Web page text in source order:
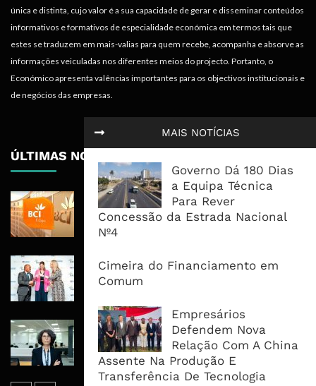
MAIS NOTÍCIAS
Governo Dá 180 Dias
a Equipa Técnica
Para Rever
Concessão da Estrada Nacional
Nº4
Cimeira do Financiamento em
Comum
Empresários
Defendem Nova
Relação Com A China
Assente Na Produção E
Transferência De Tecnologia
única e distinta, cujo valor é a sua capacidade de gerar e disseminar conteúdos
informativos e formativos de especialidade económica em termos tais que
estes se traduzem em mais-valias para quem recebe, acompanha e absorve as
informações veiculadas nos diferentes meios do projecto. Portanto, o
Económico apresenta valências importantes para os objectivos institucionais e
de negócios das empresas.
ÚLTIMAS NOTÍCIAS
BCI Lucra 3,34 Mil Milhões De
Meticais, Mas Crédito A Clientes
Recua 5,5%
RAIZ Arranca Com 4 Milhões De
Libras Para Criar Novas Soluções De
Banco De Desenvolvimento Pode
Mobilizar Capital, Mas Governação
Define O Resultado